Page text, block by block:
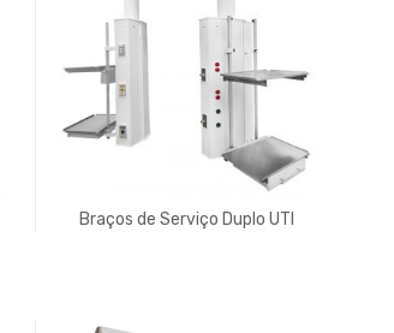
Braços de Serviço Duplo UTI